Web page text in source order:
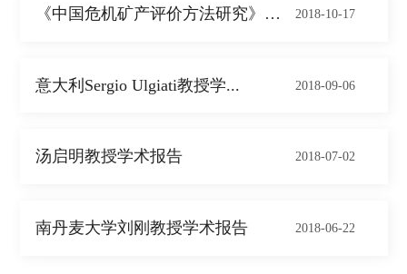
《中国危机矿产评价方法研究》讲座 2018-10-17
意大利Sergio Ulgiati教授学... 2018-09-06
汤启明教授学术报告 2018-07-02
南丹麦大学刘刚教授学术报告 2018-06-22